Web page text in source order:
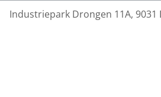
Industriepark Drongen 11A, 9031